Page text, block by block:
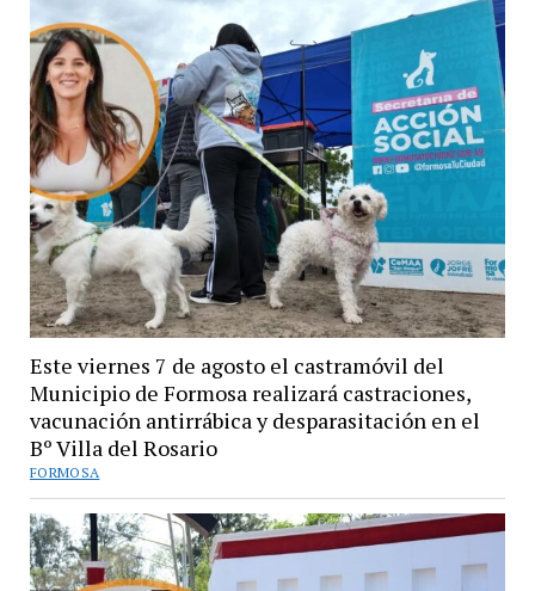
Este viernes 7 de agosto el castramóvil del
Municipio de Formosa realizará castraciones,
vacunación antirrábica y desparasitación en el
Bº Villa del Rosario
FORMOSA